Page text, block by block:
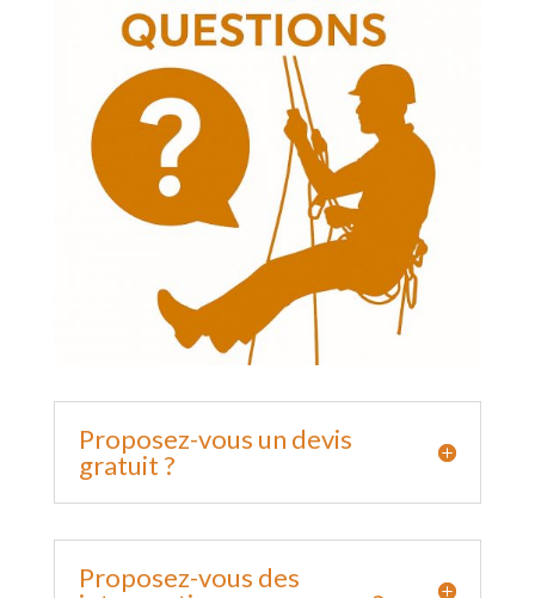
Proposez-vous un devis
gratuit ?
Proposez-vous des